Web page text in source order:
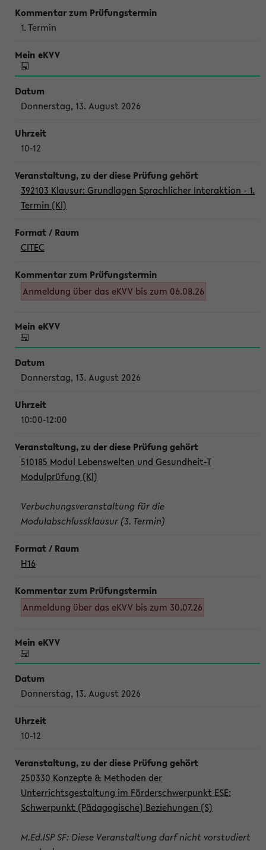
1. Termin
Donnerstag, 13. August 2026
10-12
392103 Klausur: Grundlagen Sprachlicher Interaktion - 1.
Termin (Kl)
CITEC
Anmeldung über das eKVV bis zum 06.08.26
Donnerstag, 13. August 2026
10:00-12:00
510185 Modul Lebenswelten und Gesundheit-T
Modulprüfung (Kl)
Verbuchungsveranstaltung für die
Modulabschlussklausur (3. Termin)
H16
Anmeldung über das eKVV bis zum 30.07.26
Donnerstag, 13. August 2026
10-12
250330 Konzepte & Methoden der
Unterrichtsgestaltung im Förderschwerpunkt ESE:
Schwerpunkt (Pädagogische) Beziehungen (S)
M.Ed.ISP SF: Diese Veranstaltung darf nicht vorstudiert